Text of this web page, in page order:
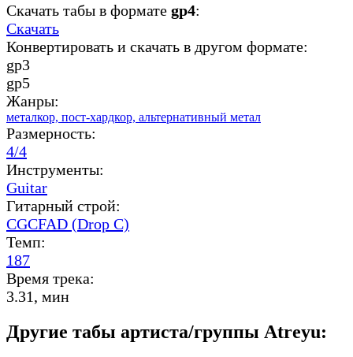
Скачать табы в формате gp4:
Скачать
Конвертировать и скачать в другом формате:
gp3
gp5
Жанры:
металкор, пост-хардкор, альтернативный метал
Размерность:
4/4
Инструменты:
Guitar
Гитарный строй:
CGCFAD (Drop C)
Темп:
187
Время трека:
3.31, мин
Другие табы артиста/группы Atreyu: